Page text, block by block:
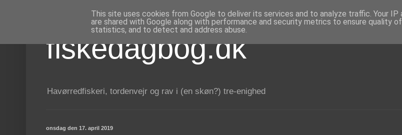
fiskedagbog.dk
Havørredfiskeri, tordenvejr og rav i (en skøn?) tre-enighed
onsdag den 17. april 2019
This site uses cookies from Google to deliver its services and to analyze traffic. Your IP
are shared with Google along with performance and security metrics to ensure quality
statistics, and to detect and address abuse.